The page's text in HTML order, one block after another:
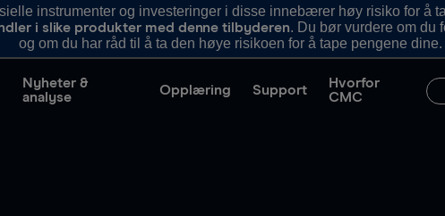
instrumenter og investeringer i disse innebærer høy risiko for å
i slike produkter med denne tilbyderen. Du bør vurdere om du
og om du har råd til å ta den høye risikoen for å tape pengene dine.
Nyheter &
analyse
Opplæring Support
Hvorfor
CMC